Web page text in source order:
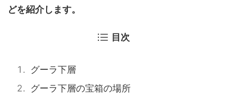
どを紹介します。
目次
グーラ下層
グーラ下層の宝箱の場所